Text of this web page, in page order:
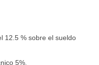
12.5 % sobre el sueldo
5%.